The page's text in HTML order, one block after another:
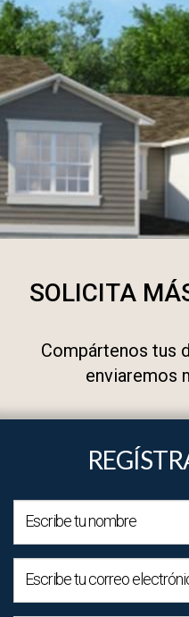
SOLICITA
Compártenos tus
enviaremos